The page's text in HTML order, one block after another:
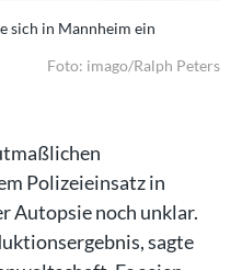
sich in Mannheim ein
Foto: imago/Ralph Peters
Polizeieinsatz in
Autopsie noch unklar.
sagte